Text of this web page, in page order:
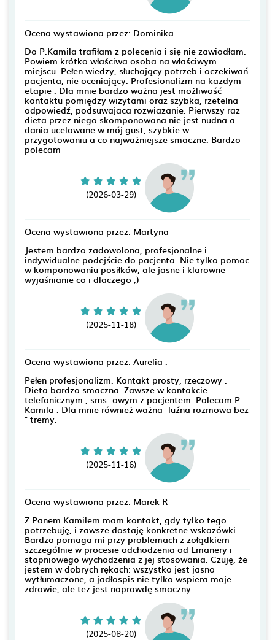
Ocena wystawiona przez: Dominika
Do P.Kamila trafiłam z polecenia i się nie zawiodłam.
Powiem krótko właściwa osoba na właściwym
miejscu. Pełen wiedzy, słuchający potrzeb i oczekiwań
pacjenta, nie oceniający. Profesionalizm na każdym
etapie . Dla mnie bardzo ważna jest możliwość
kontaktu pomiędzy wizytami oraz szybka, rzetelna
odpowiedź, podsuwajaca rozwiazanie. Pierwszy raz
dieta przez niego skomponowana nie jest nudna a
dania ucelowane w mój gust, szybkie w
przygotowaniu a co najważniejsze smaczne. Bardzo
polecam
(2026-03-29)
Ocena wystawiona przez: Martyna
Jestem bardzo zadowolona, profesjonalne i
indywidualne podejście do pacjenta. Nie tylko pomoc
w komponowaniu posiłków, ale jasne i klarowne
wyjaśnianie co i dlaczego ;)
(2025-11-18)
Ocena wystawiona przez: Aurelia .
Pełen profesjonalizm. Kontakt prosty, rzeczowy .
Dieta bardzo smaczna. Zawsze w kontakcie
telefonicznym , sms- owym z pacjentem. Polecam P.
Kamila . Dla mnie również ważna- luźna rozmowa bez
" tremy.
(2025-11-16)
Ocena wystawiona przez: Marek R
Z Panem Kamilem mam kontakt, gdy tylko tego
potrzebuję, i zawsze dostaję konkretne wskazówki.
Bardzo pomaga mi przy problemach z żołądkiem –
szczególnie w procesie odchodzenia od Emanery i
stopniowego wychodzenia z jej stosowania. Czuję, że
jestem w dobrych rękach: wszystko jest jasno
wytłumaczone, a jadłospis nie tylko wspiera moje
zdrowie, ale też jest naprawdę smaczny.
(2025-08-20)